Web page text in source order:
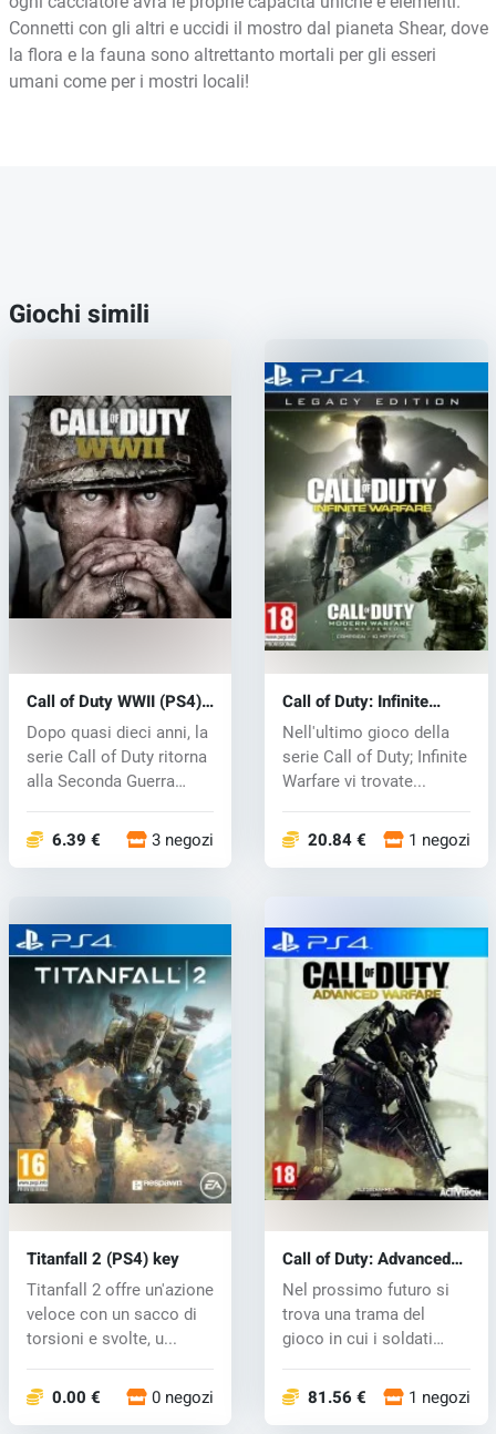
Connetti con gli altri e uccidi il mostro dal pianeta Shear, dove
la flora e la fauna sono altrettanto mortali per gli esseri
umani come per i mostri locali!
Giochi simili
Call of Duty WWII (PS4)
key
Dopo quasi dieci anni, la
serie Call of Duty ritorna
alla Seconda Guerra
6.39 € 3 negozi
Call of Duty: Infinite
Warfare (PS4) key
Nell'ultimo gioco della
serie Call of Duty; Infinite
Warfare vi trovate...
20.84 € 1 negozi
Titanfall 2 (PS4) key
Titanfall 2 offre un'azione
veloce con un sacco di
torsioni e svolte, u...
0.00 € 0 negozi
Call of Duty: Advanced
Warfare (PS4) key
Nel prossimo futuro si
trova una trama del
gioco in cui i soldati
81.56 € 1 negozi